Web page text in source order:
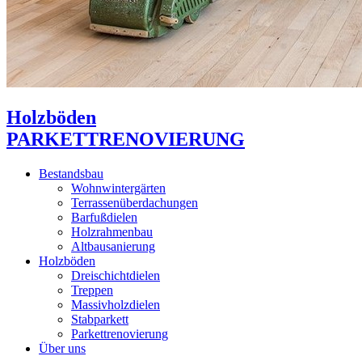
Holzböden
PARKETTRENOVIERUNG
Bestandsbau
Wohnwintergärten
Terrassenüberdachungen
Barfußdielen
Holzrahmenbau
Altbausanierung
Holzböden
Dreischichtdielen
Treppen
Massivholzdielen
Stabparkett
Parkettrenovierung
Über uns